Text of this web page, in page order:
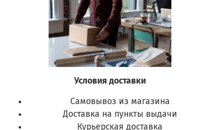
Условия доставки
Самовывоз из магазина
Доставка на пункты выдачи
Курьерская доставка